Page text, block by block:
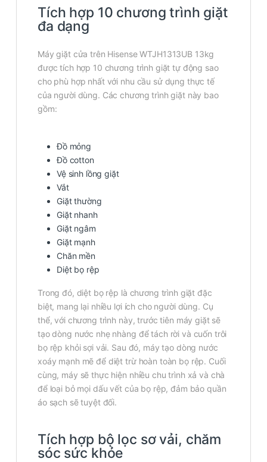
Tích hợp 10 chương trình giặt
đa dạng
Máy giặt cửa trên Hisense WTJH1313UB 13kg
được tích hợp 10 chương trình giặt tự động sao
cho phù hợp nhất với nhu cầu sử dụng thực tế
của người dùng. Các chương trình giặt này bao
gồm:
Đồ mỏng
Đồ cotton
Vệ sinh lồng giặt
Vắt
Giặt thường
Giặt nhanh
Giặt ngâm
Giặt mạnh
Chăn mền
Diệt bọ rệp
Trong đó, diệt bọ rệp là chương trình giặt đặc
biệt, mang lại nhiều lợi ích cho người dùng. Cụ
thể, với chương trình này, trước tiên máy giặt sẽ
tạo dòng nước nhẹ nhàng để tách rời và cuốn trôi
bọ rệp khỏi sợi vải. Sau đó, máy tạo dòng nước
xoáy mạnh mẽ để diệt trừ hoàn toàn bọ rệp. Cuối
cùng, máy sẽ thực hiện nhiều chu trình xả và chà
để loại bỏ mọi dấu vết của bọ rệp, đảm bảo quần
áo sạch sẽ tuyệt đối.
Tích hợp bộ lọc sơ vải, chăm
sóc sức khỏe